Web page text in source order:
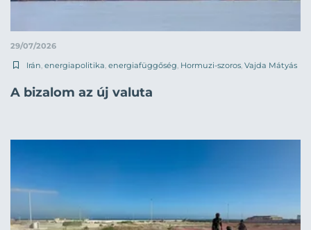
29/07/2026
Irán, energiapolitika, energiafüggőség, Hormuzi-szoros, Vajda Mátyás
A bizalom az új valuta